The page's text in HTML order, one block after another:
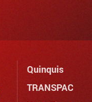
Quinquis
TRANSPAC